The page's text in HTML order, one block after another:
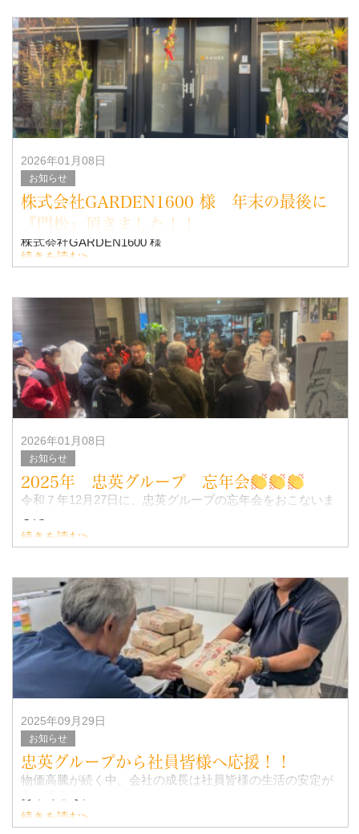
2026年01月08日
お知らせ
株式会社GARDEN1600 様 年末の最後に
『門松』頂きました！！
株式会社GARDEN1600 様
いつもお仕事ありがとうございます。
また毎年、立派な門松を作成して、設置して頂きありがと
m(__)m
&nb
続きを読む>
2026年01月08日
お知らせ
2025年 忠英グループ 忘年会
令和７年12月27日に、忠英グループの忘年会をおこないま
いつもお世話になっているBOSSCLUB 様
続きを読む>
2025年09月29日
お知らせ
忠英グループから社員皆様へ応援！！
物価高騰が続く中、会社の成長は社員皆様の生活の安定が
との考えの元、日頃の感謝の気持ちと、皆様の生活を応援
続きを読む>